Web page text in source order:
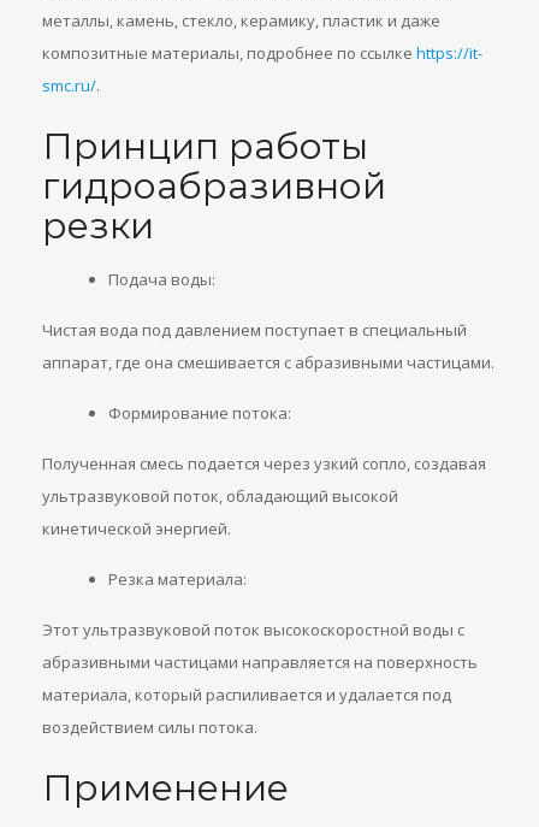
металлы, камень, стекло, керамику, пластик и даже
композитные материалы, подробнее по ссылке https://it-
smc.ru/.
Принцип работы
гидроабразивной
резки
Подача воды:
Чистая вода под давлением поступает в специальный
аппарат, где она смешивается с абразивными частицами.
Формирование потока:
Полученная смесь подается через узкий сопло, создавая
ультразвуковой поток, обладающий высокой
кинетической энергией.
Резка материала:
Этот ультразвуковой поток высокоскоростной воды с
абразивными частицами направляется на поверхность
материала, который распиливается и удалается под
воздействием силы потока.
Применение